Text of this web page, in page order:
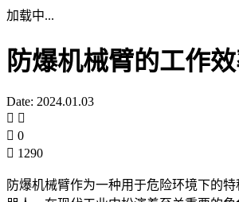
加载中...
防爆机械臂的工作
Date: 2024.01.03
0
1290
防爆机械臂作为一种用于危险环境下的